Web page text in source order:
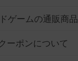
ゲームの通販商品
ーポンについて